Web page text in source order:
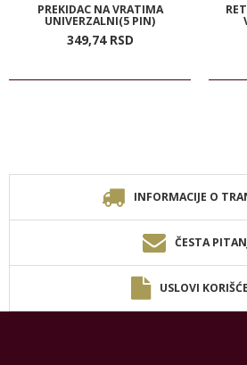
PREKIDAC NA VRATIMA
UNIVERZALNI(5 PIN)
349,74 RSD
INFORMACIJE O
ČESTA
USLOVI